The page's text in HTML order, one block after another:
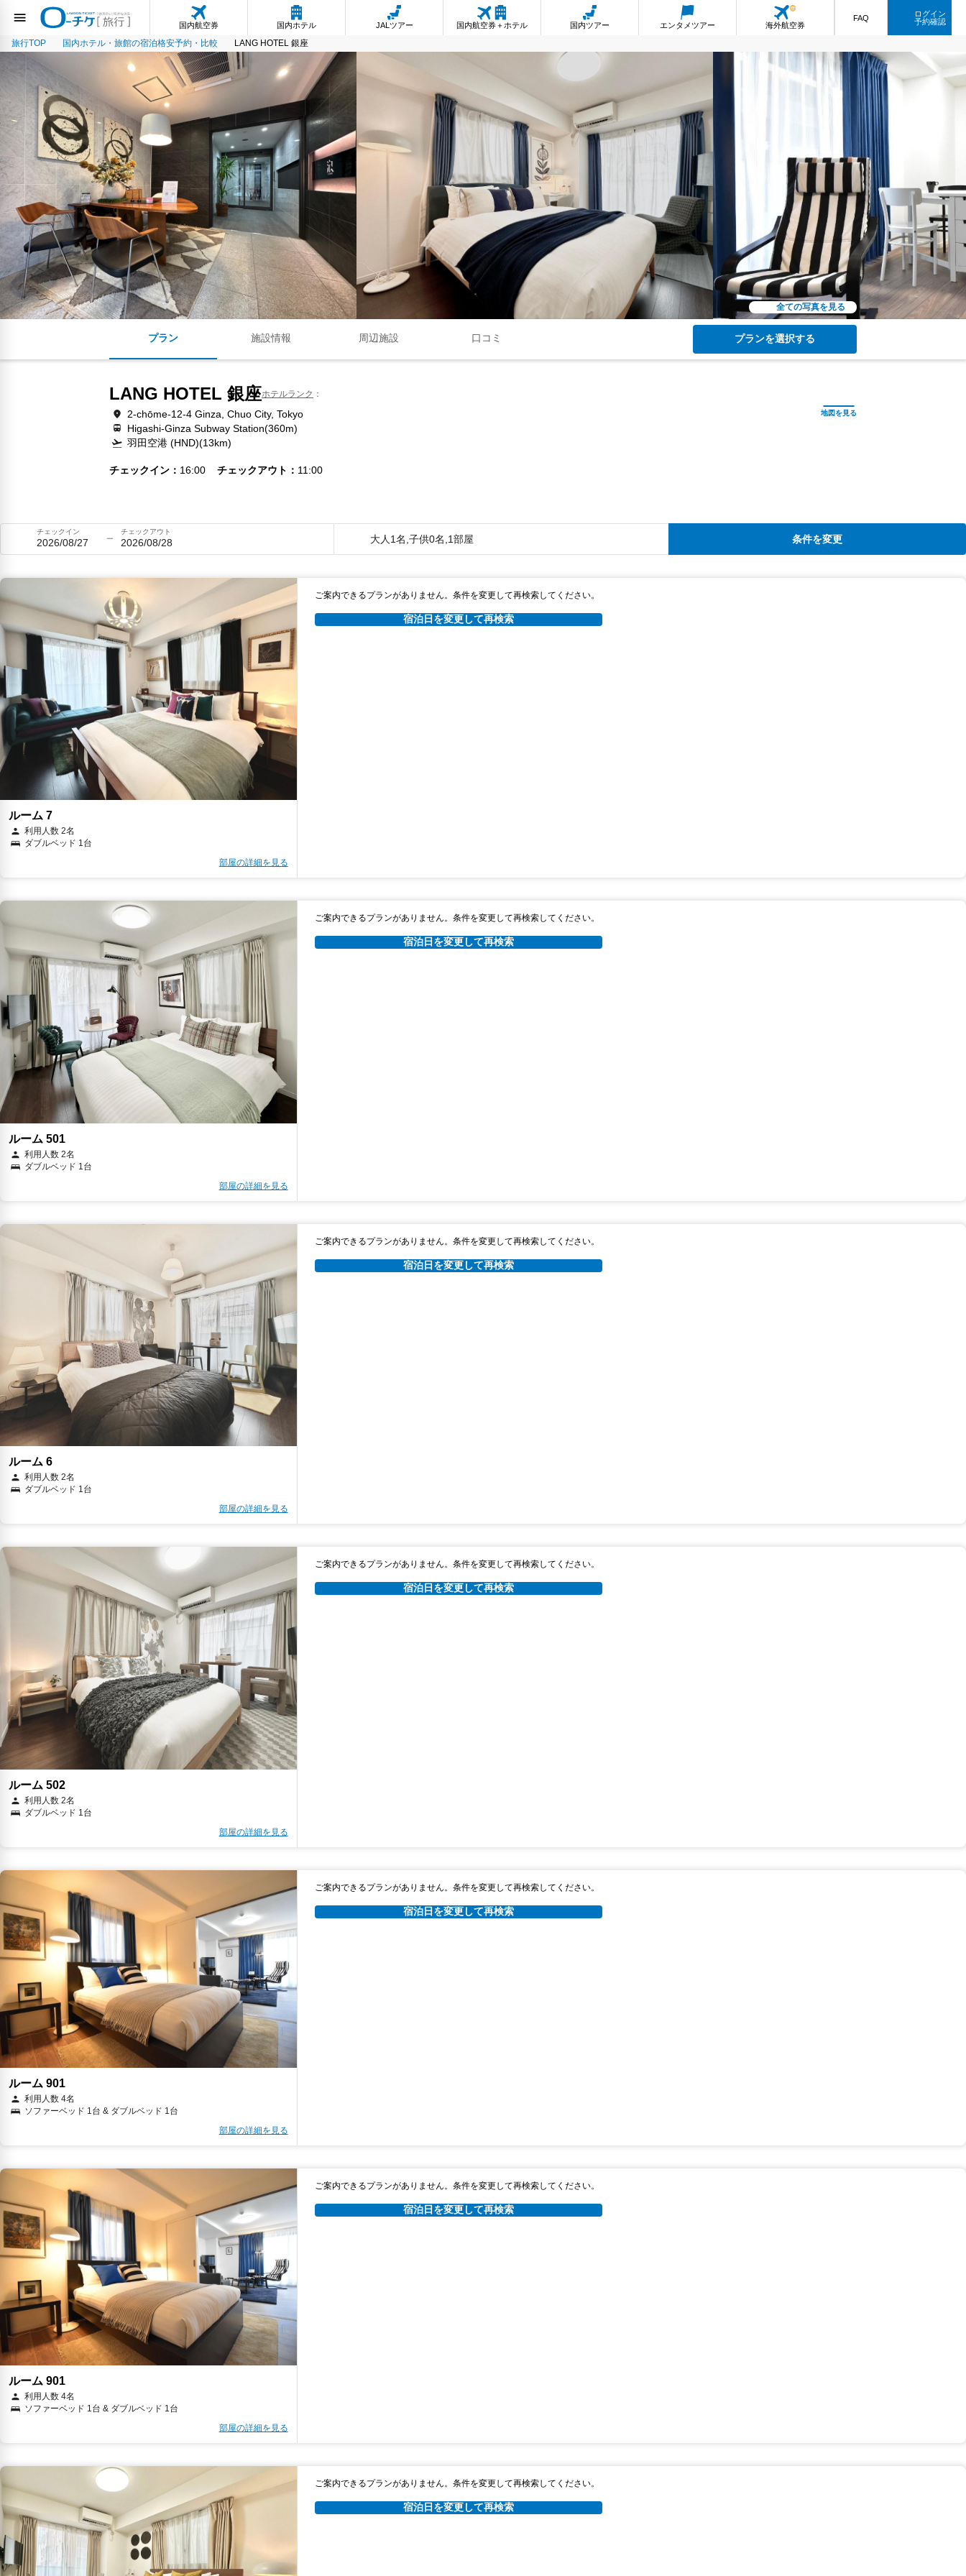
国内航空券 国内ホテル JALツアー 国内航空券＋ホテル 国内ツアー エンタメツアー 海外航空券
FAQ
ログイン
予約確認
旅行TOP 国内ホテル・旅館の宿泊格安予約・比較 LANG HOTEL 銀座
全ての写真を見る
プラン 施設情報 周辺施設 口コミ プランを選択する
LANG HOTEL 銀座ホテルランク
2-chōme-12-4 Ginza, Chuo City, Tokyo
Higashi-Ginza Subway Station(360m)
羽田空港 (HND)(13km)
チェックイン 16:00 チェックアウト 11:00
チェックイン
2026/08/27
チェックアウト
2026/08/28 大人1名,子供0名,1部屋 条件を変更
ルーム 7
利用人数 2名
ダブルベッド 1台
部屋の詳細を見る
ご案内できるプランがありません。条件を変更して再検索してください。
宿泊日を変更して再検索
ルーム 501
利用人数 2名
ダブルベッド 1台
部屋の詳細を見る
ご案内できるプランがありません。条件を変更して再検索してください。
宿泊日を変更して再検索
ルーム 6
利用人数 2名
ダブルベッド 1台
部屋の詳細を見る
ご案内できるプランがありません。条件を変更して再検索してください。
宿泊日を変更して再検索
ルーム 502
利用人数 2名
ダブルベッド 1台
部屋の詳細を見る
ご案内できるプランがありません。条件を変更して再検索してください。
宿泊日を変更して再検索
ルーム 901
利用人数 4名
ソファーベッド 1台 & ダブルベッド 1台
部屋の詳細を見る
ご案内できるプランがありません。条件を変更して再検索してください。
宿泊日を変更して再検索
ルーム 901
利用人数 4名
ソファーベッド 1台 & ダブルベッド 1台
部屋の詳細を見る
ご案内できるプランがありません。条件を変更して再検索してください。
宿泊日を変更して再検索
ご案内できるプランがありません。条件を変更して再検索してください。
宿泊日を変更して再検索